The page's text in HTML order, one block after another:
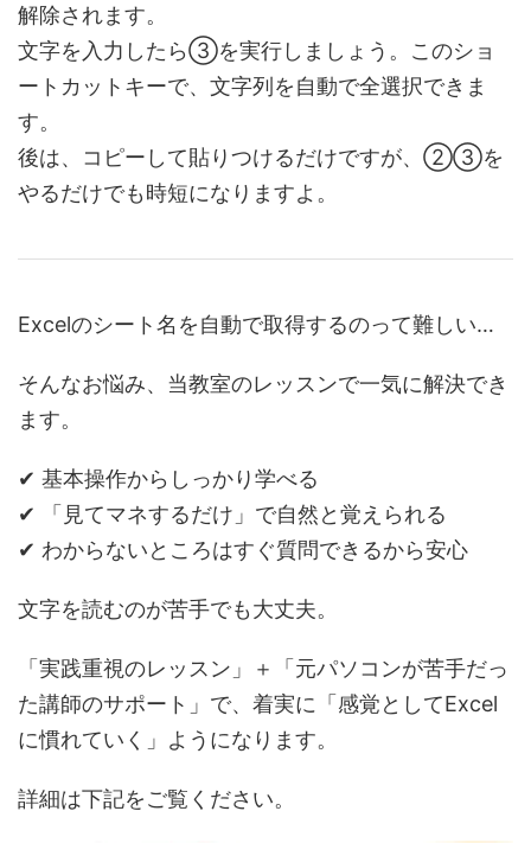
解除されます。
文字を入力したら③を実行しましょう。このショ
ートカットキーで、文字列を自動で全選択できま
す。
後は、コピーして貼りつけるだけですが、②③を
やるだけでも時短になりますよ。
Excelのシート名を自動で取得するのって難しい…
そんなお悩み、当教室のレッスンで一気に解決でき
ます。
✔ 基本操作からしっかり学べる
✔ 「見てマネするだけ」で自然と覚えられる
✔ わからないところはすぐ質問できるから安心
文字を読むのが苦手でも大丈夫。
「実践重視のレッスン」＋「元パソコンが苦手だっ
た講師のサポート」で、着実に「感覚としてExcel
に慣れていく」ようになります。
詳細は下記をご覧ください。